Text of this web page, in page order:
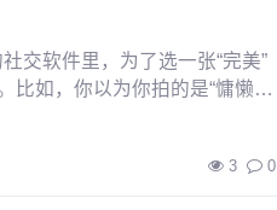
交软件里，为了选一张“完美”
比如，你以为你拍的是“慵懒随
3 0